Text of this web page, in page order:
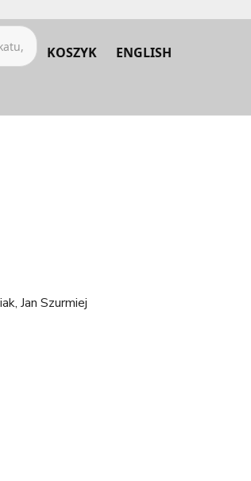
KOSZYK ENGLISH
Jan Szurmiej